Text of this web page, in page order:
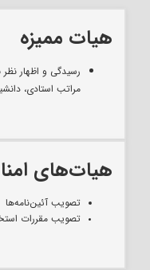
هیات‌ ممیزه
رسیدگی و اظهار
مراتب استادی،
هیات‌های امنا
تصویب آئین‌نامه‌ها
تصویب مقررات